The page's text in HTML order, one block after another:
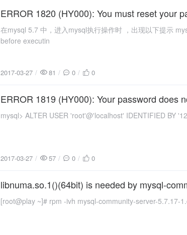
2017-03-27
ERROR 1820 (HY000): You must reset your
在mysql 5.7 中，进入mysql执行操作时 ，出现以下提示
before executin
2017-03-27 81 0 0
2017-03-27
ERROR 1819 (HY000): Your password does
mysql> ALTER USER 'root'@'localhost' IDENTIFIED BY
2017-03-27 57 0 0
2017-03-27
libnuma.so.1()(64bit) is needed by mysql-